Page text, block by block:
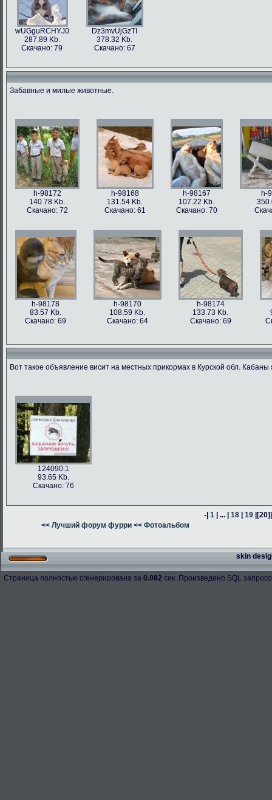
wUGguRCHYJ0
287.89 Kb.
Скачано: 79
Dz3mvUjGzTI
378.32 Kb.
Скачано: 67
Забавные и милые животные.
h-98172
140.78 Kb.
Скачано: 72
h-98168
131.54 Kb.
Скачано: 61
h-98167
107.22 Kb.
Скачано: 70
h-
h-98178
83.57 Kb.
Скачано: 69
h-98170
108.59 Kb.
Скачано: 64
h-98174
133.73 Kb.
Скачано: 69
h-98176
76.47 Kb.
Скачано: 63
h-98171
187.62 Kb.
Скачано: 66
h-98160
h-98164
Вот такое объявление висит на местных прикормах в Курской обл.
124090.1
93.65 Kb.
Скачано: 76
-| 1 | ... | 18 | 19 |[20]
<< Лучший форум фурри << Фотоальбом
skin
Страница полностью сгенерирована за 0.082 сек. Произведено SQL